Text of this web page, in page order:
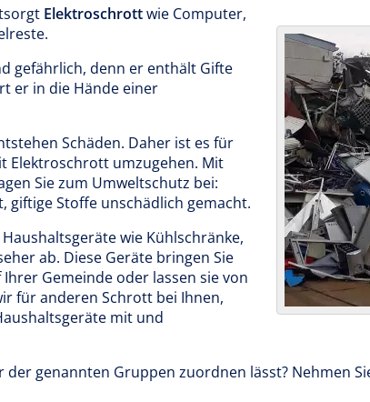
Elektroschrottwie Computer,
gefährlich, denn er enthält Gifte
er in die Hände einer
Schäden. Daher ist es für
Elektroschrott umzugehen. Mit
Sie zum Umweltschutz bei:
giftige Stoffe unschädlich gemacht.
wie Kühlschränke,
ab. Diese Geräte bringen Sie
Gemeinde oder lassen sie von
für anderen Schrott bei Ihnen,
mit und
der genannten Gruppen zuordnen lässt? Nehmen